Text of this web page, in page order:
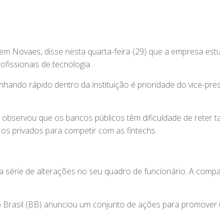
Novaes, disse nesta quarta-feira (29) que a empresa
de tecnologia.
rápido dentro da instituição é prioridade do vice-
que os bancos públicos têm dificuldade de reter
privados para competir com as fintechs.
série de alterações no seu quadro de funcionário. A
(BB) anunciou um conjunto de ações para